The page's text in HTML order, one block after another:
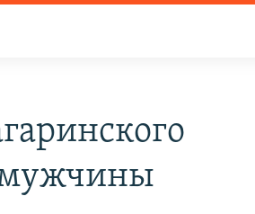
мужчины